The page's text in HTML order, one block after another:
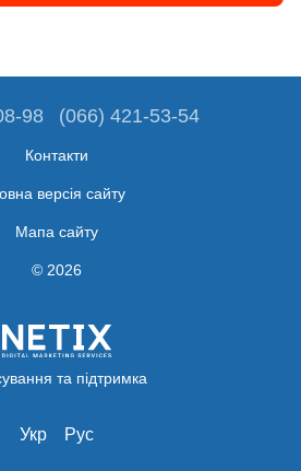
98 (066) 421-53-54
Контакти
версія сайту
Мапа сайту
© 2026
та підтримка
Укр Рус